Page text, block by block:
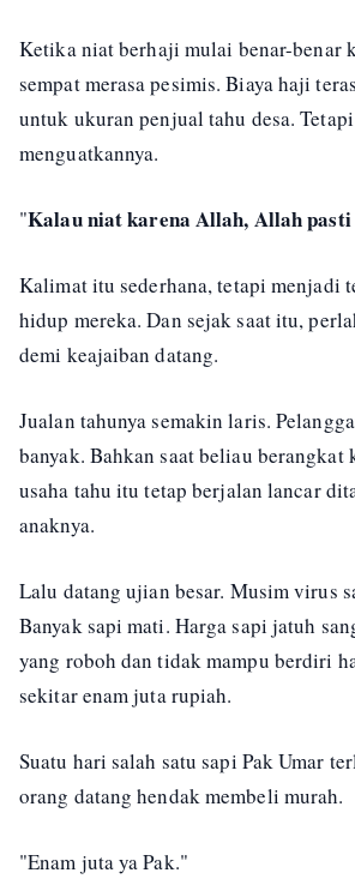
Ketika niat berhaji mulai benar-benar
sempat merasa pesimis. Biaya haji
untuk ukuran penjual tahu desa.
menguatkannya.
"Kalau niat karena Allah, Allah
Kalimat itu sederhana, tetapi menjadi
hidup mereka. Dan sejak saat itu,
demi keajaiban datang.
Jualan tahunya semakin laris.
banyak. Bahkan saat beliau berangkat
usaha tahu itu tetap berjalan lancar
anaknya.
Lalu datang ujian besar. Musim virus
Banyak sapi mati. Harga sapi jatuh
yang roboh dan tidak mampu berdiri
sekitar enam juta rupiah.
Suatu hari salah satu sapi Pak Umar
orang datang hendak membeli murah.
"Enam juta ya Pak."